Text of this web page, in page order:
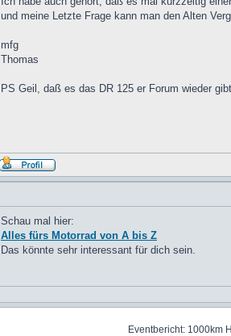
und meine Letzte Frage kann man den Alten
mfg
Thomas
PS Geil, daß es das DR 125 er Forum wieder
Schau mal hier:
Alles fürs Motorrad von A bis Z
Das könnte sehr interessant für dich sein.
Eventbericht: 1000km